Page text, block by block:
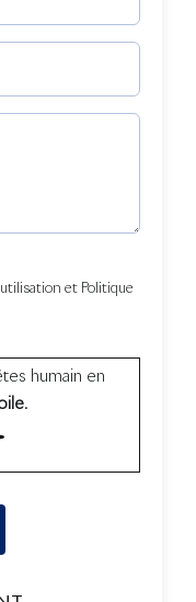
et Politique
humain en
.